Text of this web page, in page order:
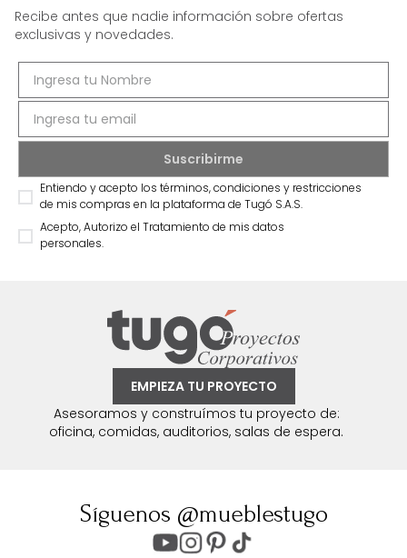
Recibe antes que nadie información sobre ofertas
exclusivas y novedades.
Entiendo y acepto los términos, condiciones y restricciones
de mis compras en la plataforma de Tugó S.A.S.
Acepto, Autorizo el Tratamiento de mis datos
personales.
EMPIEZA TU PROYECTO
Asesoramos y construímos tu proyecto de:
oficina, comidas, auditorios, salas de espera.
Síguenos @mueblestugo